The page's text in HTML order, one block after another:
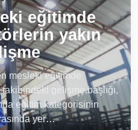
eğitimde
yakın
mesleki eğitimde
gelişme başlığı,
eğitim kategorisinin
yer…